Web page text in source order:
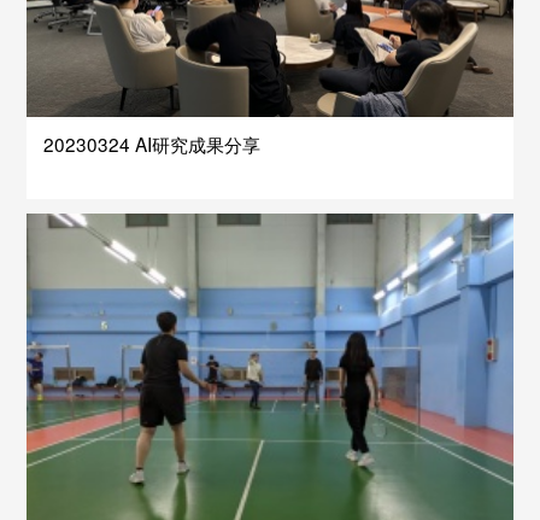
20230324 AI研究成果分享